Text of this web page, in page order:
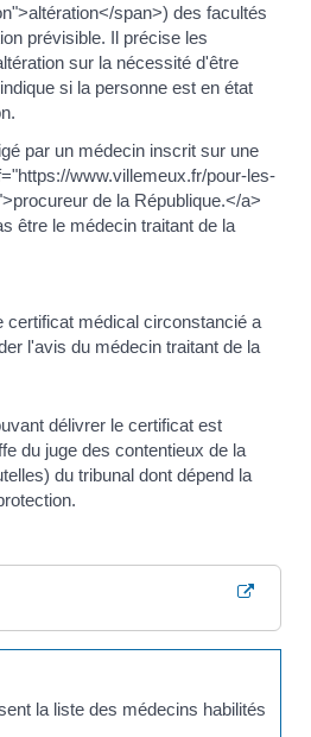
span>) des facultés
prévisible. Il précise les
sur la nécessité d'être
si la personne est en état
par un médecin inscrit sur une
www.villemeux.fr/pour-les-
de la République.</a>
être le médecin traitant de la
certificat médical circonstancié a
l'avis du médecin traitant de la
délivrer le certificat est
du juge des contentieux de la
du tribunal dont dépend la
la liste des médecins habilités